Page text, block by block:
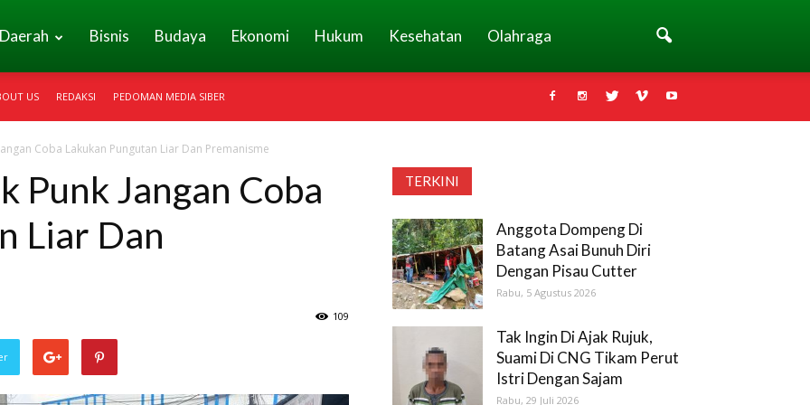
Daerah Bisnis Budaya Ekonomi Hukum Kesehatan Olahraga
US REDAKSI PEDOMAN MEDIA SIBER
Coba Lakukan Pungutan Liar Dan Premanisme
Punk Jangan Coba
Liar Dan
109
TERKINI
Anggota Dompeng Di
Batang Asai Bunuh Diri
Dengan Pisau Cutter
Rabu, 5 Agustus 2026
Tak Ingin Di Ajak Rujuk,
Suami Di CNG Tikam Perut
Istri Dengan Sajam
Rabu, 29 Juli 2026